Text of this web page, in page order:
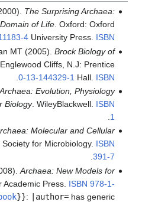
The Surprising Archaea:
of Life. Oxford: Oxford
University Press. ISBN
4
MT (2005). Brock Biology of
Cliffs, N.J: Prentice
Hall. ISBN
0-13-144329-1
Archaea: Evolution, Physiology
Biology. WileyBlackwell. ISBN
1
Molecular and Cellular
for Microbiology. ISBN
391-7
.
Archaea: New Models for
Academic Press. ISBN 978-1-
}}: |author=has generic